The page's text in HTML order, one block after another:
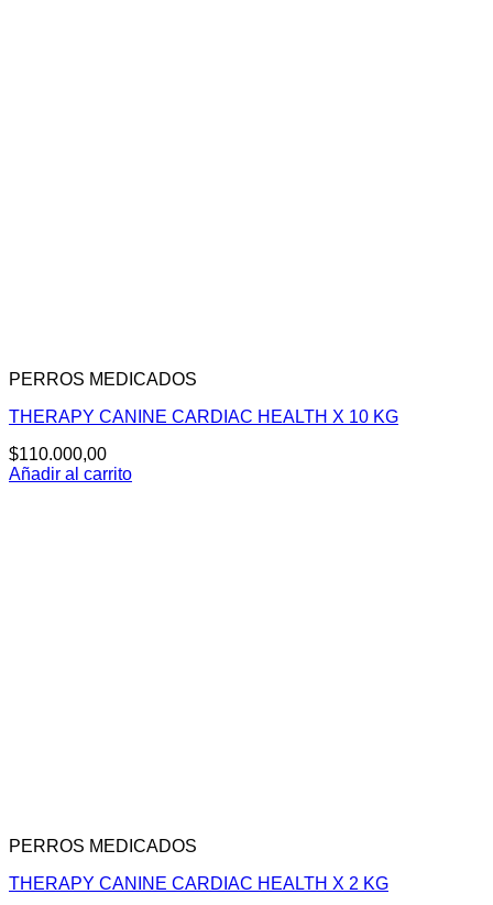
PERROS MEDICADOS
THERAPY CANINE CARDIAC HEALTH X 10 KG
$110.000,00
Añadir al carrito
PERROS MEDICADOS
THERAPY CANINE CARDIAC HEALTH X 2 KG